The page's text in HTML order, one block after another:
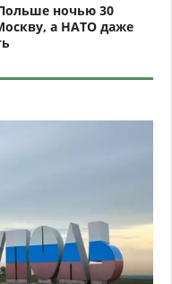
ночью 30
а НАТО даже